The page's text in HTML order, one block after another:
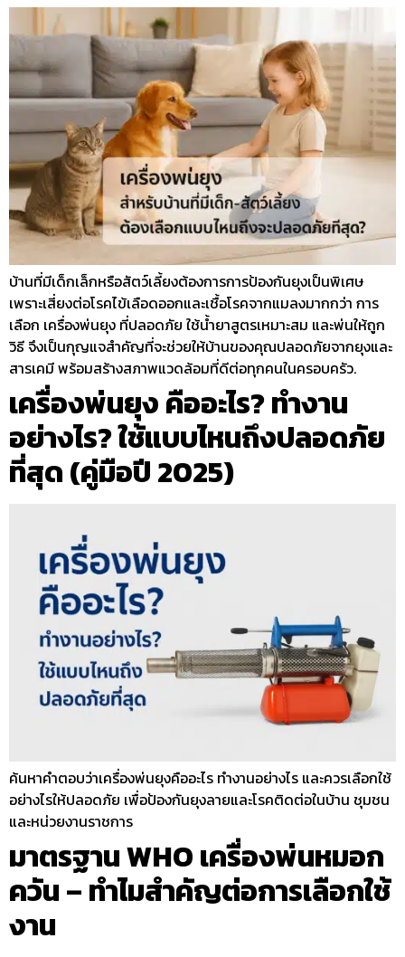
บ้านที่มีเด็กเล็กหรือสัตว์เลี้ยงต้องการการป้องกันยุงเป็นพิเศษ
เพราะเสี่ยงต่อโรคไข้เลือดออกและเชื้อโรคจากแมลงมากกว่า การ
เลือก เครื่องพ่นยุง ที่ปลอดภัย ใช้น้ำยาสูตรเหมาะสม และพ่นให้ถูก
วิธี จึงเป็นกุญแจสำคัญที่จะช่วยให้บ้านของคุณปลอดภัยจากยุงและ
สารเคมี พร้อมสร้างสภาพแวดล้อมที่ดีต่อทุกคนในครอบครัว.
เครื่องพ่นยุง คืออะไร? ทำงาน
อย่างไร? ใช้แบบไหนถึงปลอดภัย
ที่สุด (คู่มือปี 2025)
ค้นหาคำตอบว่าเครื่องพ่นยุงคืออะไร ทำงานอย่างไร และควรเลือกใช้
อย่างไรให้ปลอดภัย เพื่อป้องกันยุงลายและโรคติดต่อในบ้าน ชุมชน
และหน่วยงานราชการ
มาตรฐาน WHO เครื่องพ่นหมอก
ควัน – ทำไมสำคัญต่อการเลือกใช้
งาน